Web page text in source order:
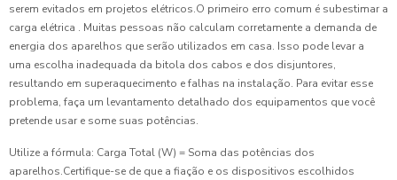
serem evitados em projetos elétricos.O primeiro erro comum é subestimar a
carga elétrica . Muitas pessoas não calculam corretamente a demanda de
energia dos aparelhos que serão utilizados em casa. Isso pode levar a
uma escolha inadequada da bitola dos cabos e dos disjuntores,
resultando em superaquecimento e falhas na instalação. Para evitar esse
problema, faça um levantamento detalhado dos equipamentos que você
pretende usar e some suas potências.
Utilize a fórmula: Carga Total (W) = Soma das potências dos
aparelhos.Certifique-se de que a fiação e os dispositivos escolhidos